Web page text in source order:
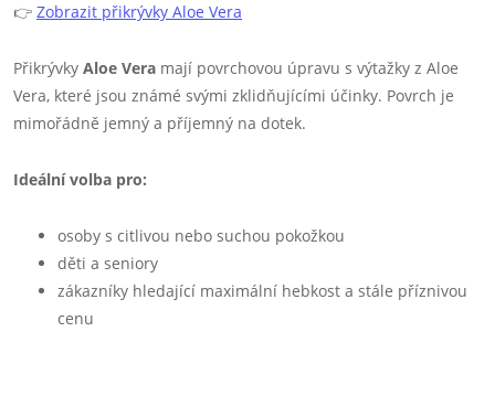
👉 Zobrazit přikrývky Aloe Vera
Přikrývky Aloe Vera mají povrchovou úpravu s výtažky z Aloe
Vera, které jsou známé svými zklidňujícími účinky. Povrch je
mimořádně jemný a příjemný na dotek.
Ideální volba pro:
osoby s citlivou nebo suchou pokožkou
děti a seniory
zákazníky hledající maximální hebkost a stále příznivou
cenu